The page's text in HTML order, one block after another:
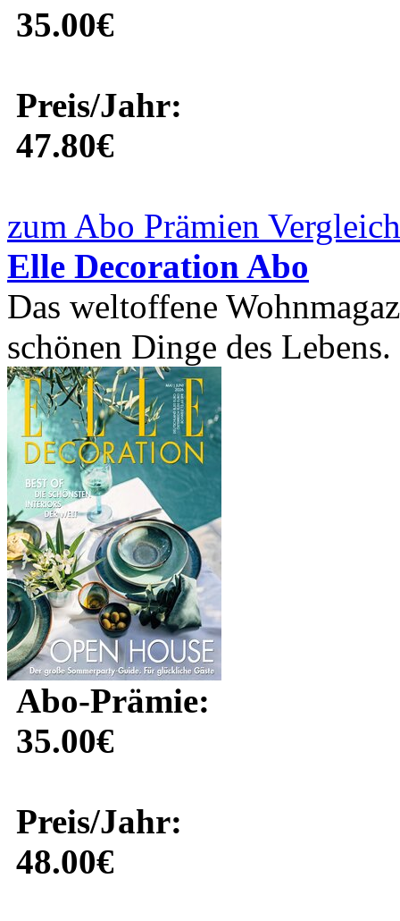
35.00€
Preis/Jahr:
47.80€
zum Abo Prämien
Elle Decoration Abo
Das weltoffene
schönen Dinge des
Abo-Prämie:
35.00€
Preis/Jahr:
48.00€